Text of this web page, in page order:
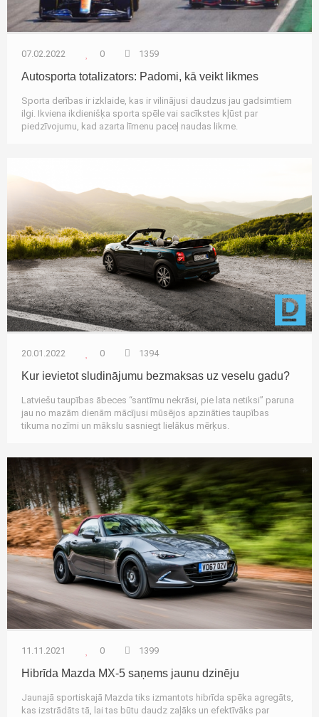
07.02.2022 0 1359
Autosporta totalizators: Padomi, kā veikt likmes
Sporta derības ir izklaide, kas ir vilinājusi daudzus jau gadsimtiem
ilgi. Ikviena ikdienišķa sporta spēle vai sacīkstes kļūst par
piedzīvojumu, kad azarta līmenu paceļ naudas likme.
20.01.2022 0 1394
Kur ievietot sludinājumu bezmaksas uz veselu gadu?
Latviešu taupības ābeces “santīmu nekrāsi, pie lata netiksi” paruna
jau no mazām dienām mācījusi mūsējos apzināties taupības
tikuma nozīmi un mākslu sasniegt lielākus mērķus.
11.11.2021 0 1399
Hibrīda Mazda MX-5 saņems jaunu dzinēju
Jaunajā sportiskajā Mazda tiks izmantots hibrīda spēka agregāts,
kas izstrādāts tā, lai tas būtu daudz zaļāks un efektīvāks par